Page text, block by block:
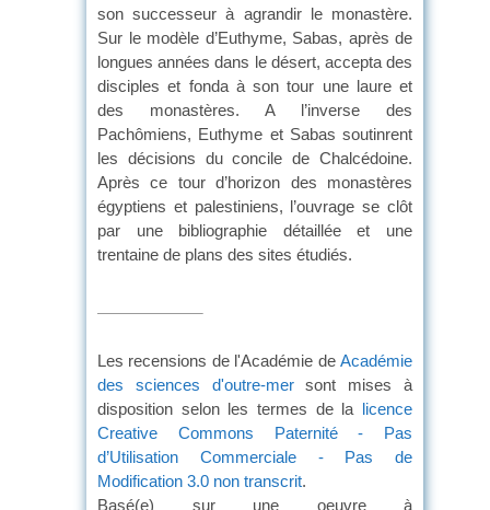
son successeur à agrandir le monastère.
Sur le modèle d’Euthyme, Sabas, après de
longues années dans le désert, accepta des
disciples et fonda à son tour une laure et
des monastères. A l’inverse des
Pachômiens, Euthyme et Sabas soutinrent
les décisions du concile de Chalcédoine.
Après ce tour d’horizon des monastères
égyptiens et palestiniens, l’ouvrage se clôt
par une bibliographie détaillée et une
trentaine de plans des sites étudiés.
Les recensions de l'Académie de Académie
des sciences d'outre-mersont mises à
disposition selon les termes de la licence
Creative Commons Paternité - Pas
d’Utilisation Commerciale - Pas de
Modification 3.0 non transcrit.
Basé(e) sur une oeuvre à